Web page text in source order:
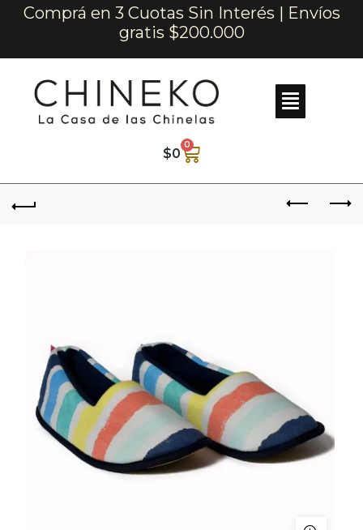
Comprá en 3 Cuotas Sin Interés | Envíos
gratis $200.000
$0
0